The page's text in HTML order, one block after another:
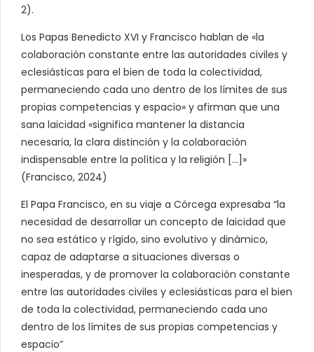
2).
Los Papas Benedicto XVI y Francisco hablan de «la
colaboración constante entre las autoridades civiles y
eclesiásticas para el bien de toda la colectividad,
permaneciendo cada uno dentro de los límites de sus
propias competencias y espacio» y afirman que una
sana laicidad «significa mantener la distancia
necesaria, la clara distinción y la colaboración
indispensable entre la política y la religión […]»
(Francisco, 2024)
El Papa Francisco, en su viaje a Córcega expresaba “la
necesidad de desarrollar un concepto de laicidad que
no sea estático y rígido, sino evolutivo y dinámico,
capaz de adaptarse a situaciones diversas o
inesperadas, y de promover la colaboración constante
entre las autoridades civiles y eclesiásticas para el bien
de toda la colectividad, permaneciendo cada uno
dentro de los límites de sus propias competencias y
espacio”